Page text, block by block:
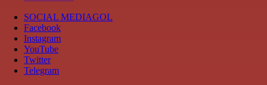
SOCIAL MEDIAGOL
Facebook
Instagram
YouTube
Twitter
Telegram